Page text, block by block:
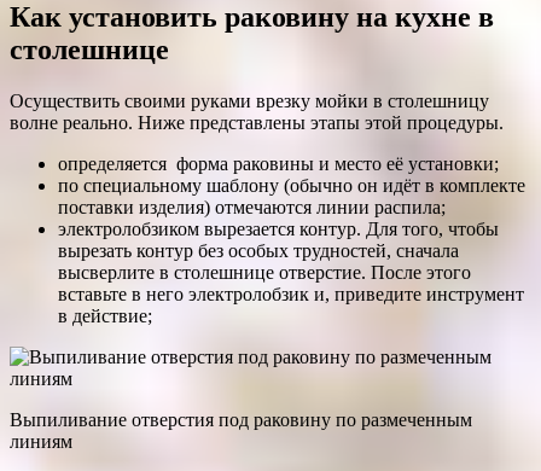
Как установить раковину на кухне в
столешнице
Осуществить своими руками врезку мойки в столешницу
волне реально. Ниже представлены этапы этой процедуры.
определяется форма раковины и место её установки;
по специальному шаблону (обычно он идёт в комплекте
поставки изделия) отмечаются линии распила;
электролобзиком вырезается контур. Для того, чтобы
вырезать контур без особых трудностей, сначала
высверлите в столешнице отверстие. После этого
вставьте в него электролобзик и, приведите инструмент
в действие;
Выпиливание отверстия под раковину по размеченным
линиям